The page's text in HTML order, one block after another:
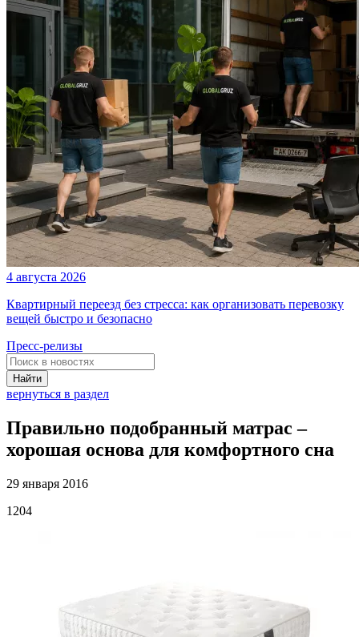
4 августа 2026
Квартирный переезд без стресса: как организовать перевозку
вещей быстро и безопасно
Пресс-релизы
Найти
вернуться в раздел
Правильно подобранный матрас –
хорошая основа для комфортного сна
29 января 2016
1204